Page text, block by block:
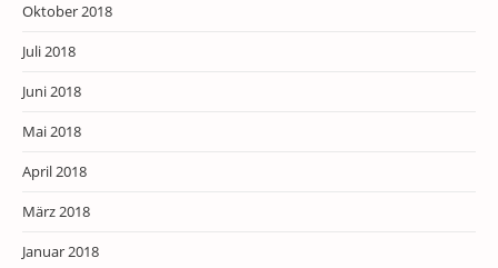
Oktober 2018
Juli 2018
Juni 2018
Mai 2018
April 2018
März 2018
Januar 2018